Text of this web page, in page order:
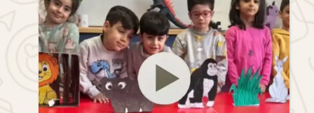
★★★ ★★